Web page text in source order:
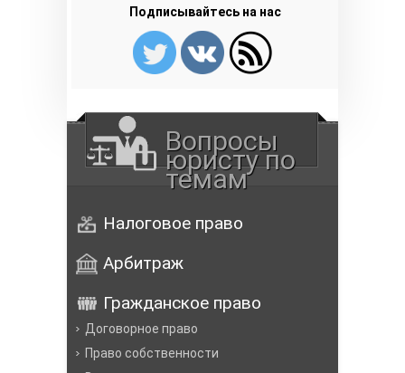
Подписывайтесь на нас
Вопросы
юристу по
темам
Налоговое право
Арбитраж
Гражданское право
Договорное право
Право собственности